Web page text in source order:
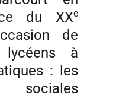
du XXe
de
lycéens à
: les